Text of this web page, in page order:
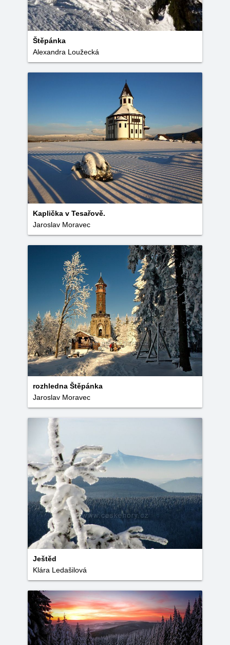
Štěpánka
Alexandra Loužecká
Kaplička v Tesařově.
Jaroslav Moravec
rozhledna Štěpánka
Jaroslav Moravec
Ještěd
Klára Ledašilová